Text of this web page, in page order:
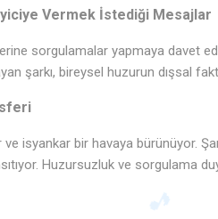
Vermek İstediği Mesajlar
sorgulamalar yapmaya davet
şarkı, bireysel huzurun dışsal
ve isyankar bir havaya bürünüyor.
Huzursuzluk ve sorgulama